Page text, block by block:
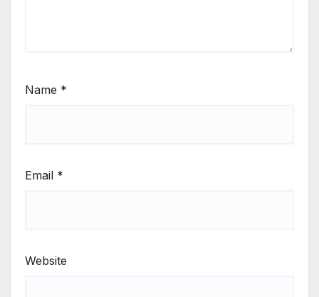
Name *
Email *
Website